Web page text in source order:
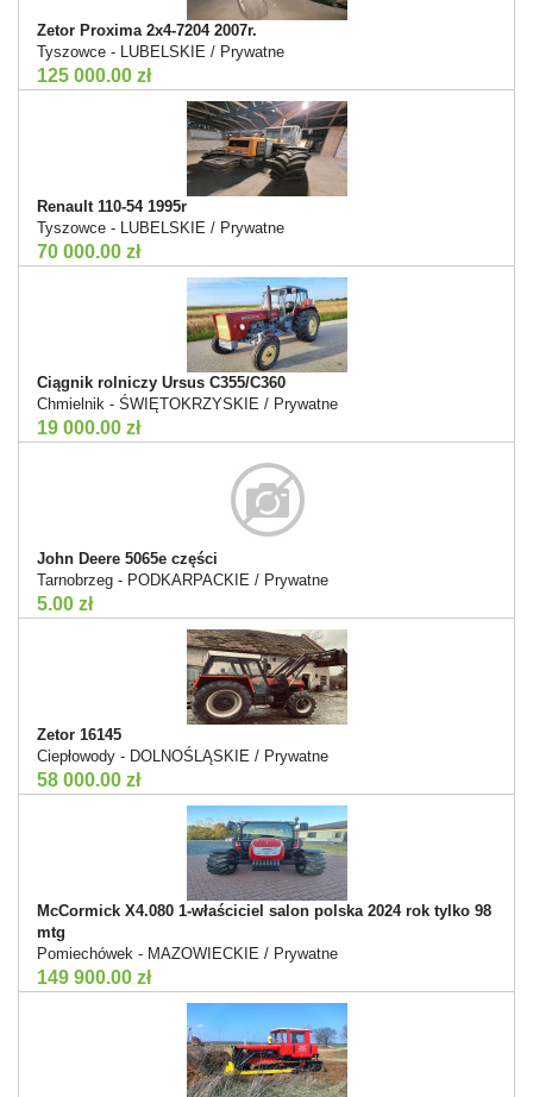
Zetor Proxima 2x4-7204 2007r.
Tyszowce - LUBELSKIE / Prywatne
125 000.00 zł
Renault 110-54 1995r
Tyszowce - LUBELSKIE / Prywatne
70 000.00 zł
Ciągnik rolniczy Ursus C355/C360
Chmielnik - ŚWIĘTOKRZYSKIE / Prywatne
19 000.00 zł
John Deere 5065e części
Tarnobrzeg - PODKARPACKIE / Prywatne
5.00 zł
Zetor 16145
Ciepłowody - DOLNOŚLĄSKIE / Prywatne
58 000.00 zł
McCormick X4.080 1-właściciel salon polska 2024 rok tylko 98
mtg
Pomiechówek - MAZOWIECKIE / Prywatne
149 900.00 zł